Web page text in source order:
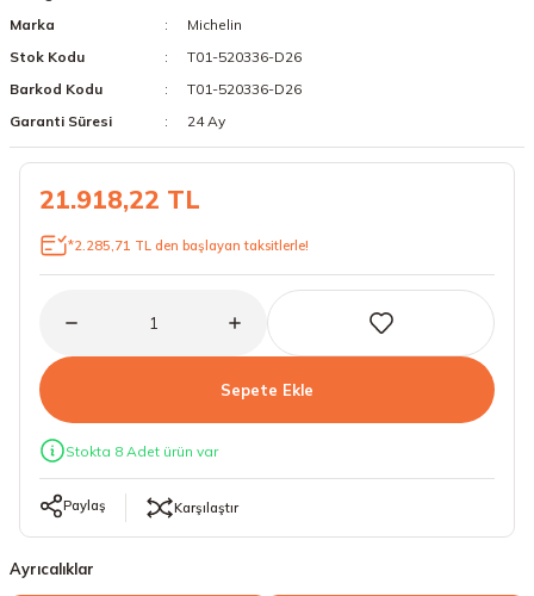
19 Lastikler
20 Lastikler
Marka
Michelin
Stok Kodu
T01-520336-D26
Barkod Kodu
T01-520336-D26
Garanti Süresi
24 Ay
21.918,22 TL
*2.285,71 TL den başlayan taksitlerle!
Sepete Ekle
Stokta 8 Adet ürün var
Paylaş Karşılaştır
Ayrıcalıklar